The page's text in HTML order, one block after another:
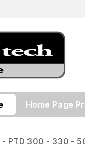
Home Page
- PTD 300 - 330 -